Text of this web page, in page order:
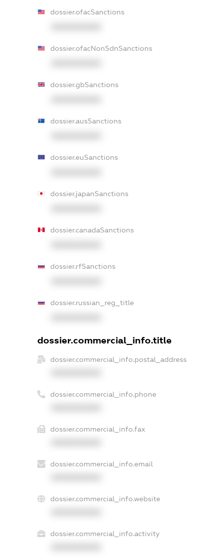
dossier.ofacSanctions
dossier.ofacNonSdnSanctions
dossier.gbSanctions
dossier.ausSanctions
dossier.euSanctions
dossier.japanSanctions
dossier.canadaSanctions
dossier.rfSanctions
dossier.russian_reg_title
dossier.commercial_info.title
dossier.commercial_info.postal_address
dossier.commercial_info.phone
dossier.commercial_info.fax
dossier.commercial_info.email
dossier.commercial_info.website
dossier.commercial_info.activity